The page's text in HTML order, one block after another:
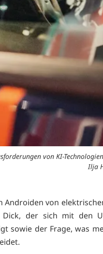
von KI-
Ilja
Androiden von
Dick, der sich mit den
sowie der Frage, was